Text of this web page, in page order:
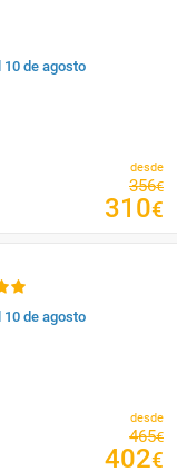
10 de agosto
desde
356€
310€
10 de agosto
desde
465€
402€